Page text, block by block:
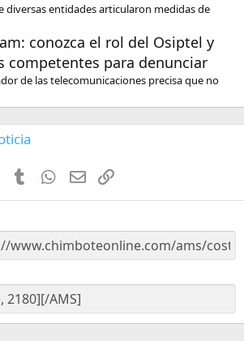
diversas entidades articularon medidas de
conozca el rol del Osiptel y
competentes para denunciar
de las telecomunicaciones precisa que no
PinterestTumblrWhatsApp
Email